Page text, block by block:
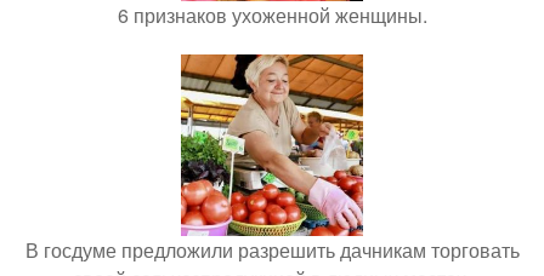
6 признаков ухоженной женщины.
В госдуме предложили разрешить дачникам торговать